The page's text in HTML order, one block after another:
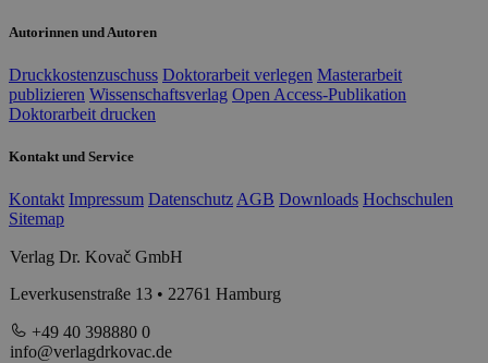
Autorinnen und Autoren
Druckkostenzuschuss Doktorarbeit verlegen Masterarbeit
publizieren Wissenschaftsverlag Open Access-Publikation
Doktorarbeit drucken
Kontakt und Service
Kontakt Impressum Datenschutz AGB Downloads Hochschulen
Sitemap
Verlag Dr. Kovač GmbH
Leverkusenstraße 13 • 22761 Hamburg
+49 40 398880 0
info@verlagdrkovac.de